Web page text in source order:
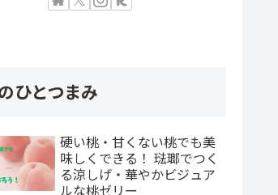
ひとつまみ
硬い桃・甘くない桃でも美
味しくできる！ 琺瑯でつく
る涼しげ・華やかビジュア
ルな桃ゼリー